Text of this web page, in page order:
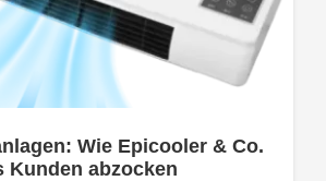
Wie Epicooler & Co.
Kunden abzocken